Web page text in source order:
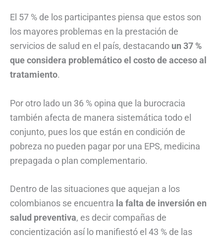
El 57 % de los participantes piensa que estos son
los mayores problemas en la prestación de
servicios de salud en el país, destacando un 37 %
que considera problemático el costo de acceso al
tratamiento.
Por otro lado un 36 % opina que la burocracia
también afecta de manera sistemática todo el
conjunto, pues los que están en condición de
pobreza no pueden pagar por una EPS, medicina
prepagada o plan complementario.
Dentro de las situaciones que aquejan a los
colombianos se encuentra la falta de inversión en
salud preventiva, es decir compañas de
concientización así lo manifiestó el 43 % de las